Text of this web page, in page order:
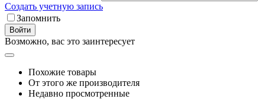
Создать учетную запись
Запомнить
Войти
Возможно, вас это заинтересует
Похожие товары
От этого же производителя
Недавно просмотренные